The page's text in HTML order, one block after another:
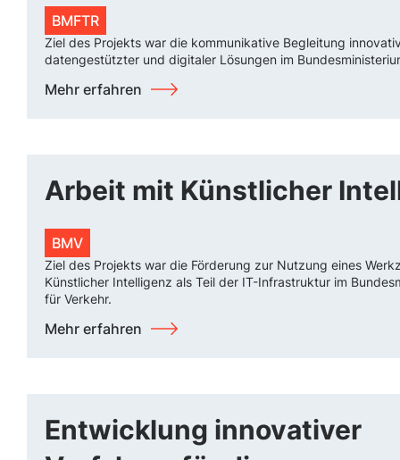
BMFTR
Ziel des Projekts war die kommunikative Begleitung
datengestützter und digitaler Lösungen im
Mehr erfahren
Arbeit mit Künstlicher
BMV
Ziel des Projekts war die Förderung zur Nutzung eines
Künstlicher Intelligenz als Teil der IT-Infrastruktur im
für Verkehr.
Mehr erfahren
Entwicklung innovativer